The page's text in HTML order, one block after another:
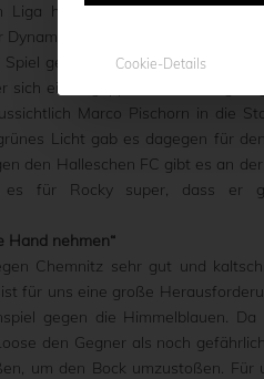
hat dabei absoluten
Dresden. Mit einem Sieg
gegen den CFC auf den an
sich einen grippalen Infekt
Marco Pischorn in die
Licht gab es dagegen für
den Halleschen FC gibt es an
es für Rocky super, dass er
Hand nehmen“
Chemnitz sehr gut und
für uns eine große
gegen die Himmelblauen.
den Gegner als noch
um den Bock umzustoßen.
Cookie-Details